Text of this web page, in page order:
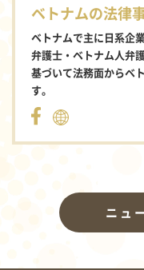
ベトナムの法律
ベトナムで主に日系企
弁護士・ベトナム人弁
基づいて法務面からベ
す。
ニュ